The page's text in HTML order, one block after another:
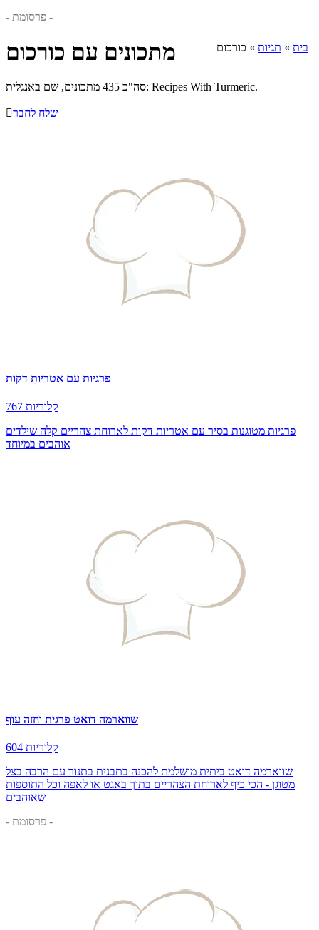
- פרסומת -
בית » תגיות » כורכום מתכונים עם כורכום
סה"כ 435 מתכונים, שם באנגלית: Recipes With Turmeric.
שלח לחבר
פרגיות עם אטריות דקות
767 קלוריות
פרגיות מטוגנות בסיר עם אטריות דקות לארוחת צהריים קלה שילדים
אוהבים במיוחד
שווארמה דואט פרגית וחזה עוף
604 קלוריות
שווארמה דואט ביתית מושלמת להכנה בתבנית בתנור עם הרבה בצל
מטוגן - הכי כיף לארוחת הצהריים בתוך באגט או לאפה וכל התוספות
שאוהבים
- פרסומת -